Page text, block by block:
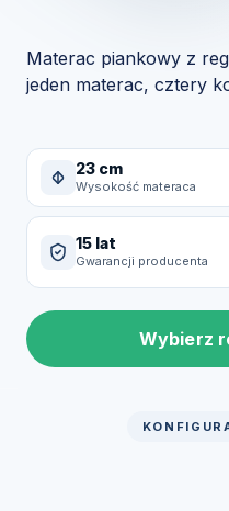
Materac piankowy z
jeden materac, cztery
23 cm
Wysokość materaca
15 lat
Gwarancji producenta
Wybierz